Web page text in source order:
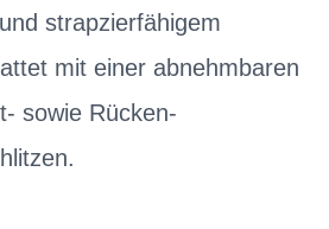
strapzierfähigem
mit einer abnehmbaren
sowie Rücken-